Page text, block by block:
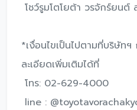
โชว์รูมโตโยต้า วรจักร์ยนต์
*เงื่อนไขเป็นไปตามที่บริษัท
ละเอียดเพิ่มเติมได้ที่
โทร: 02-629-4000
line :